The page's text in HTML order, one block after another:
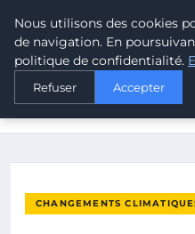
MALTA CLIMATE
ACCUEIL
PIC DE CHALEUR : COMMENT
CHANGEMENTS
Nous utilisons des cookies
de navigation. En
politique de confidentialité.
Refuser Accepter